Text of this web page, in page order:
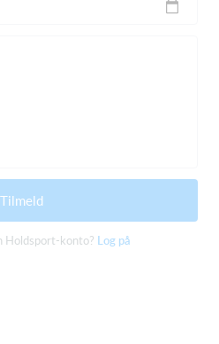
Tilmeld
Holdsport-konto? Log på